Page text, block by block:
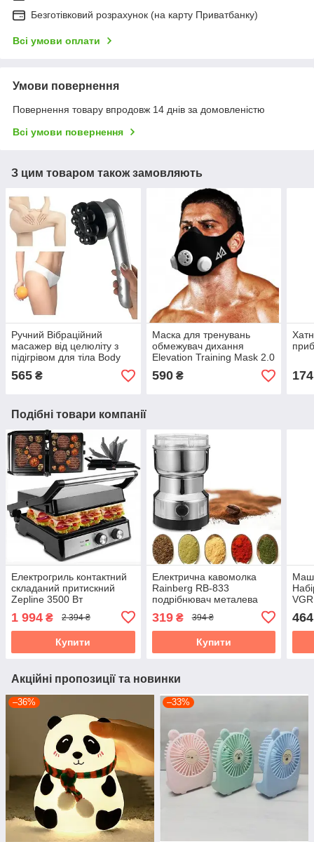
Безготівковий розрахунок (на карту Приватбанку)
Всі умови оплати
Умови повернення
Повернення товару впродовж 14 днів за домовленістю
Всі умови повернення
З цим товаром також замовляють
Ручний Вібраційний
масажер від целюліту з
підігрівом для тіла Body
Sculptor
565 ₴
Маска для тренувань
обмежувач дихання
Elevation Training Mask 2.0
Найкраща ціна!
590₴ 174
Подібні товари компанії
Електрогриль контактний
складаний притискний
Zepline 3500 Вт
1 994 ₴ 2 394 ₴
Купити
Електрична кавомолка
Rainberg RB-833
подрібнювач металева
319₴ 394 ₴
Купити
464
Акційні пропозиції та новинки
–36% –33%